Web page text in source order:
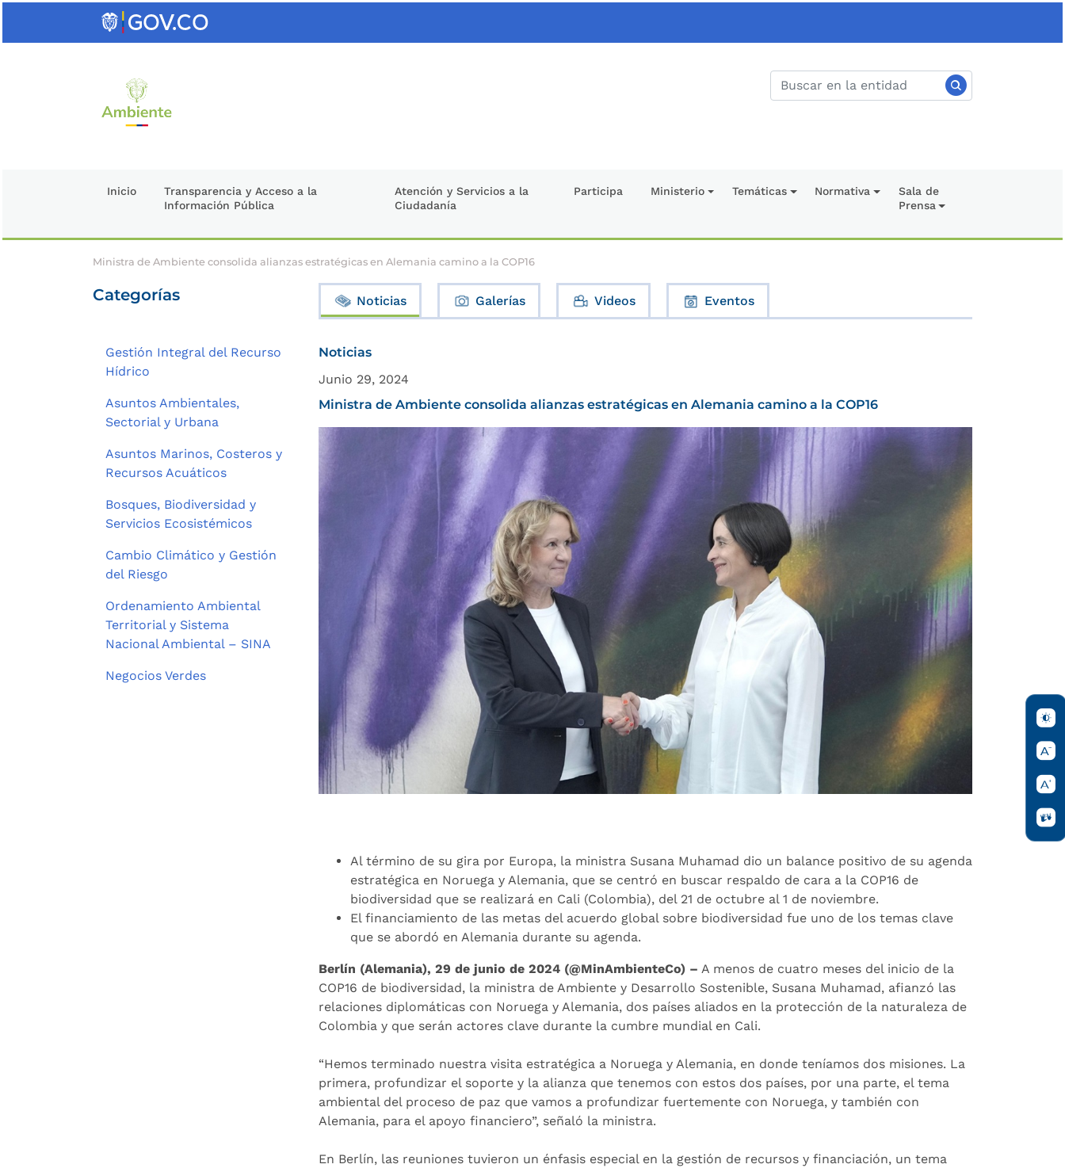
Inicio
Transparencia y Acceso a la
Información Pública
Atención y Servicios a la
Ciudadanía
Participa Ministerio Temáticas Normativa
Sala de
Prensa
Ministra de Ambiente consolida alianzas estratégicas en Alemania camino a la COP16
Categorías
Gestión Integral del Recurso
Hídrico
Asuntos Ambientales,
Sectorial y Urbana
Asuntos Marinos, Costeros y
Recursos Acuáticos
Bosques, Biodiversidad y
Servicios Ecosistémicos
Cambio Climático y Gestión
del Riesgo
Ordenamiento Ambiental
Territorial y Sistema
Nacional Ambiental – SINA
Negocios Verdes
Noticias Galerías Videos Eventos
Noticias
Junio 29, 2024
Ministra de Ambiente consolida alianzas estratégicas en Alemania camino a la COP16
Al término de su gira por Europa, la ministra Susana Muhamad dio un balance positivo de su agenda
estratégica en Noruega y Alemania, que se centró en buscar respaldo de cara a la COP16 de
biodiversidad que se realizará en Cali (Colombia), del 21 de octubre al 1 de noviembre.
El financiamiento de las metas del acuerdo global sobre biodiversidad fue uno de los temas clave
que se abordó en Alemania durante su agenda.
Berlín (Alemania), 29 de junio de 2024 (@MinAmbienteCo) – A menos de cuatro meses del inicio de la
COP16 de biodiversidad, la ministra de Ambiente y Desarrollo Sostenible, Susana Muhamad, afianzó las
relaciones diplomáticas con Noruega y Alemania, dos países aliados en la protección de la naturaleza de
Colombia y que serán actores clave durante la cumbre mundial en Cali.
“Hemos terminado nuestra visita estratégica a Noruega y Alemania, en donde teníamos dos misiones. La
primera, profundizar el soporte y la alianza que tenemos con estos dos países, por una parte, el tema
ambiental del proceso de paz que vamos a profundizar fuertemente con Noruega, y también con
Alemania, para el apoyo financiero”, señaló la ministra.
En Berlín, las reuniones tuvieron un énfasis especial en la gestión de recursos y financiación, un tema